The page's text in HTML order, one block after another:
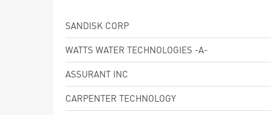
SANDISK CORP
WATTS WATER TECHNOLOGIES -A-
ASSURANT INC
CARPENTER TECHNOLOGY